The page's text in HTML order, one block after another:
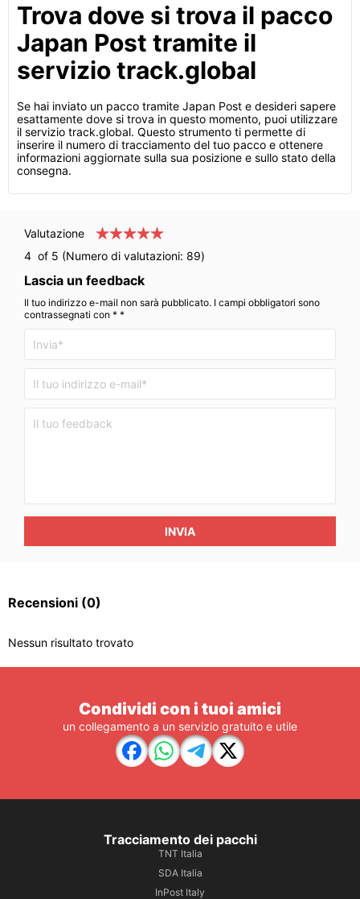
Trova dove si trova il pacco
Japan Post tramite il
servizio track.global
Se hai inviato un pacco tramite Japan Post e desideri sapere
esattamente dove si trova in questo momento, puoi utilizzare
il servizio track.global. Questo strumento ti permette di
inserire il numero di tracciamento del tuo pacco e ottenere
informazioni aggiornate sulla sua posizione e sullo stato della
consegna.
Valutazione
4 of 5 (Numero di valutazioni: 89)
Lascia un feedback
Il tuo indirizzo e-mail non sarà pubblicato. I campi obbligatori sono
contrassegnati con * *
INVIA
Recensioni (0)
Nessun risultato trovato
Condividi con i tuoi amici
un collegamento a un servizio gratuito e utile
Tracciamento dei pacchi
TNT Italia
SDA Italia
InPost Italy